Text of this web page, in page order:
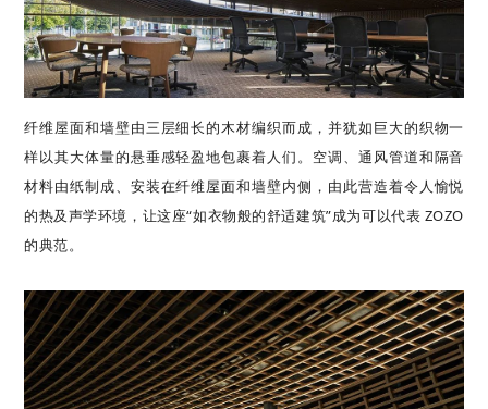
纤维屋面和墙壁由三层细长的木材编织而成，并犹如巨大的织物一
样以其大体量的悬垂感轻盈地包裹着人们。空调、通风管道和隔音
材料由纸制成、安装在纤维屋面和墙壁内侧，由此营造着令人愉悦
的热及声学环境，让这座“如衣物般的舒适建筑”成为可以代表 ZOZO
的典范。